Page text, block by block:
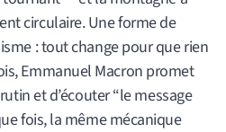
circulaire. Une forme de
: tout change pour que rien
Emmanuel Macron promet
et d’écouter “le message
fois, la même mécanique